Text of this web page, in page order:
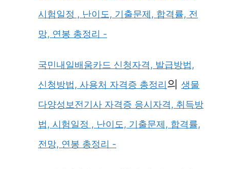
시험일정 , 난이도, 기출문제, 합격률, 전
망, 연봉 총정리 -
국민내일배움카드 신청자격, 발급방법,
신청방법, 사용처 자격증 총정리의 생물
다양성보전기사 자격증 응시자격, 취득방
법, 시험일정 , 난이도, 기출문제, 합격률,
전망, 연봉 총정리 -